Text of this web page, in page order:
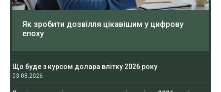
Як зробити дозвілля цікавішим у цифрову
епоху
Що буде з курсом долара влітку 2026 року
03.08.2026